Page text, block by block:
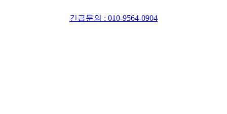
긴급문의 : 010-9564-0904